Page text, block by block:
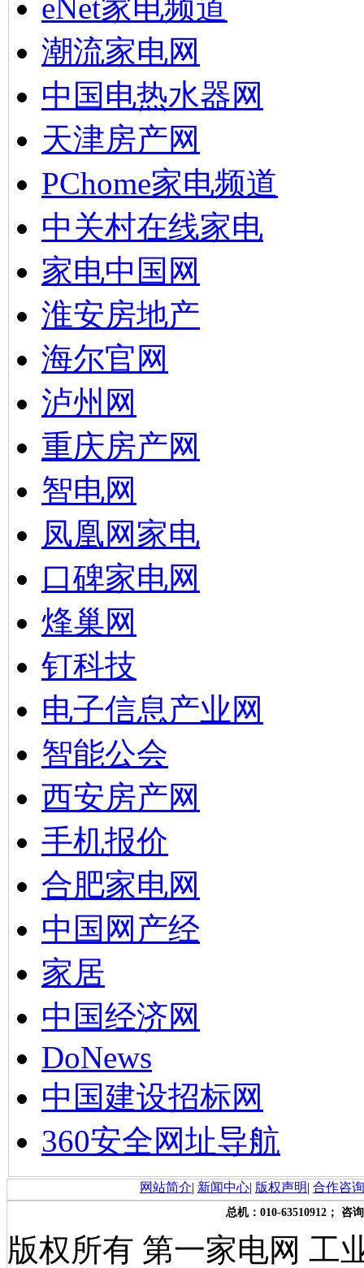
eNet家电频道
潮流家电网
中国电热水器网
天津房产网
PChome家电频道
中关村在线家电
家电中国网
淮安房地产
海尔官网
泸州网
重庆房产网
智电网
凤凰网家电
口碑家电网
烽巢网
钉科技
电子信息产业网
智能公会
西安房产网
手机报价
合肥家电网
中国网产经
家居
中国经济网
DoNews
中国建设招标网
360安全网址导航
网站简介| 新闻中心| 版权声明| 合作咨询
总机：010-63510912； 咨
版权所有 第一家电网 工